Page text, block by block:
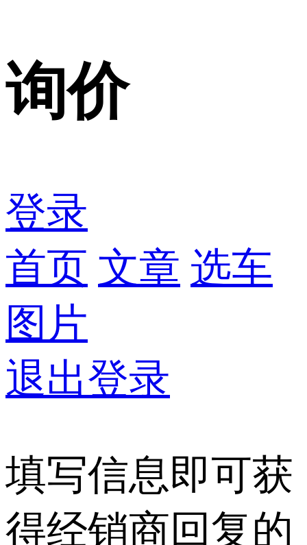
询价
登录
首页 文章 选车
图片
退出登录
填写信息即可获
得经销商回复的